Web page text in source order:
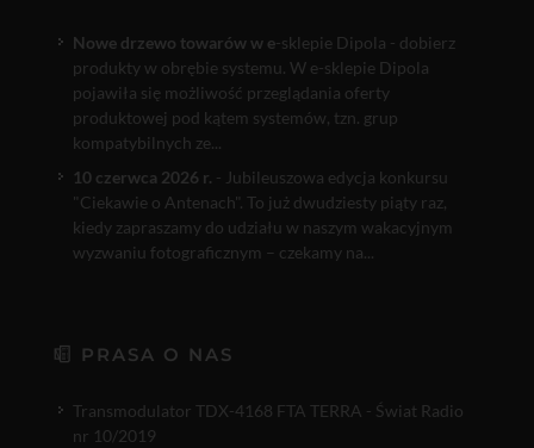
Nowe drzewo towarów w e-sklepie Dipola - dobierz
produkty w obrębie systemu. W e-sklepie Dipola
pojawiła się możliwość przeglądania oferty
produktowej pod kątem systemów, tzn. grup
kompatybilnych ze...
10 czerwca 2026 r. - Jubileuszowa edycja konkursu
"Ciekawie o Antenach". To już dwudziesty piąty raz,
kiedy zapraszamy do udziału w naszym wakacyjnym
wyzwaniu fotograficznym – czekamy na...
PRASA O NAS
Transmodulator TDX-4168 FTA TERRA - Świat Radio
nr 10/2019